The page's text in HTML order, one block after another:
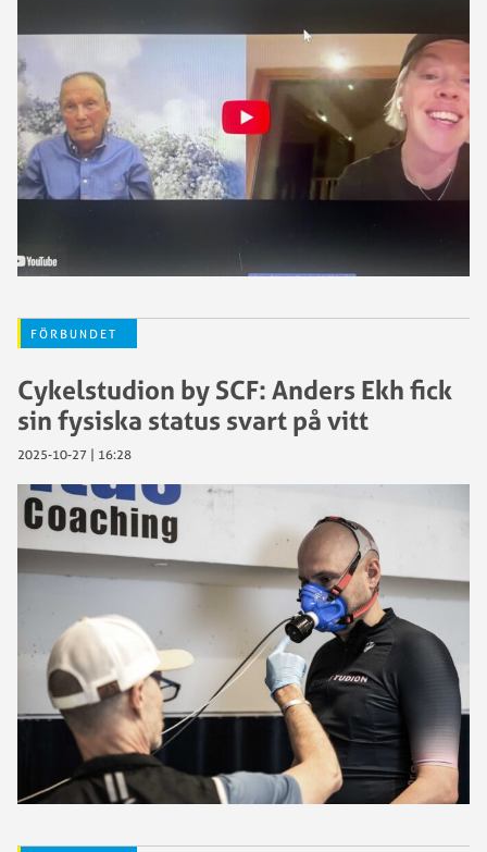
FÖRBUNDET
Cykelstudion by SCF: Anders Ekh fick
sin fysiska status svart på vitt
2025-10-27 | 16:28